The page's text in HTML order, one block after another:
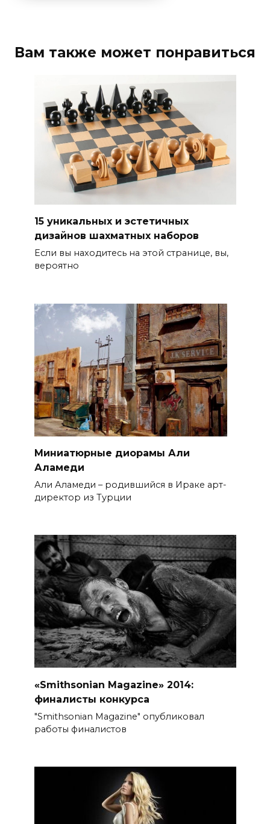
Вам также может понравиться
15 уникальных и эстетичных
дизайнов шахматных наборов
Если вы находитесь на этой странице, вы,
вероятно
Миниатюрные диорамы Али
Аламеди
Али Аламеди – родившийся в Ираке арт-
директор из Турции
«Smithsonian Magazine» 2014:
финалисты конкурса
"Smithsonian Magazine" опубликовал
работы финалистов